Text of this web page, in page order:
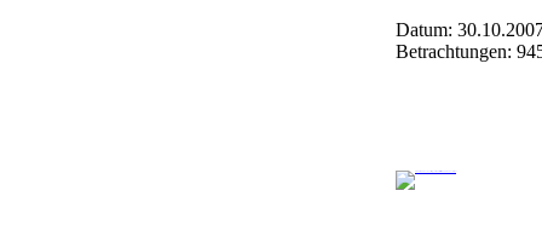
Datum:
Betrachtungen: